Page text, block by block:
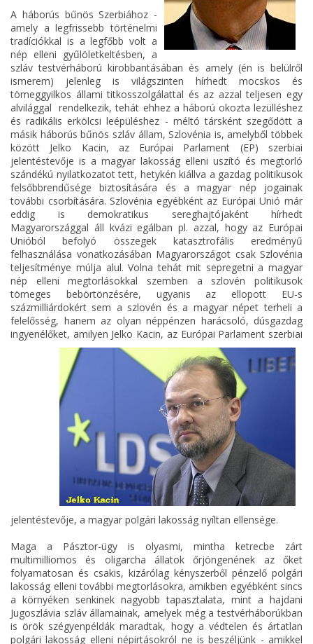
A háborús bűnös Szerbiához -
amely a legfrissebb történelmi
tradíciókkal is a legfőbb volt a
nép elleni gyűlöletkeltésben, a
szláv testvérháború kirobbantásában és amely (én is belülről
ismerem) jelenleg is világszinten hírhedt mocskos és
tömeggyilkos állami titkosszolgálattal és az azzal teljesen egy
alvilággal rendelkezik, tehát ehhez a háború okozta lezülléshez
és radikális erkölcsi leépüléshez - méltó társként szegődött a
másik háborús bűnös szláv állam, Szlovénia is, amelyből többek
között Jelko Kacin, az Európai Parlament (EP) szerbiai
jelentéstevője is a magyar lakosság elleni uszító és megtorló
szándékú nyilatkozatot tett, hetykén kiállva a gazdag politikusok
felsőbbrendűsége biztosítására és a magyar nép jogainak
további csorbítására. Szlovénia egyébként az Európai Unió már
eddig is demokratikus sereghajtójaként hírhedt
Magyarországgal áll kvázi egálban pl. azzal, hogy az Európai
Unióból befolyó összegek katasztrofális eredményű
felhasználása vonatkozásában Magyarországot csak Szlovénia
teljesítménye múlja alul. Volna tehát mit sepregetni a magyar
nép elleni megtorlásokkal szemben a szlovén politikusok
tömeges bebörtönzésére, ugyanis az ellopott EU-s
százmilliárdokért sem a szlovén és a magyar népet terheli a
felelősség, hanem az olyan néppénzen harácsoló, dúsgazdag
ingyenélőket, amilyen Jelko Kacin, az Európai Parlament szerbiai
jelentéstevője, a magyar polgári lakosság nyíltan ellensége.
Maga a Pásztor-ügy is olyasmi, mintha ketrecbe zárt
multimilliomos és oligarcha állatok őrjöngenének az őket
folyamatosan és csakis, kizárólag kényszerből pénzelő polgári
lakosság elleni további megtorlásokra, amikben egyébként sincs
a környéken senkinek nagyobb tapasztalata, mint a hajdani
Jugoszlávia szláv államainak, amelyek még a testvérháborúkban
is örök szégyenpéldák maradtak, hogy a védtelen és ártatlan
polgári lakosság elleni népirtásokról ne is beszéljünk - amikkel